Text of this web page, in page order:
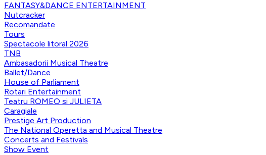
FANTASY&DANCE ENTERTAINMENT
Nutcracker
Recomandate
Tours
Spectacole litoral 2026
TNB
Ambasadorii Musical Theatre
Ballet/Dance
House of Parliament
Rotari Entertainment
Teatru ROMEO si JULIETA
Caragiale
Prestige Art Production
The National Operetta and Musical Theatre
Concerts and Festivals
Show Event